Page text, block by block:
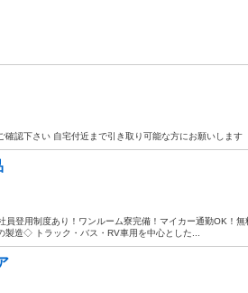
認下さい 自宅付近まで引き取り可能な方にお願いします
登用制度あり！ワンルーム寮完備！マイカー通勤OK！無
造◇ トラック・バス・RV車用を中心とした...